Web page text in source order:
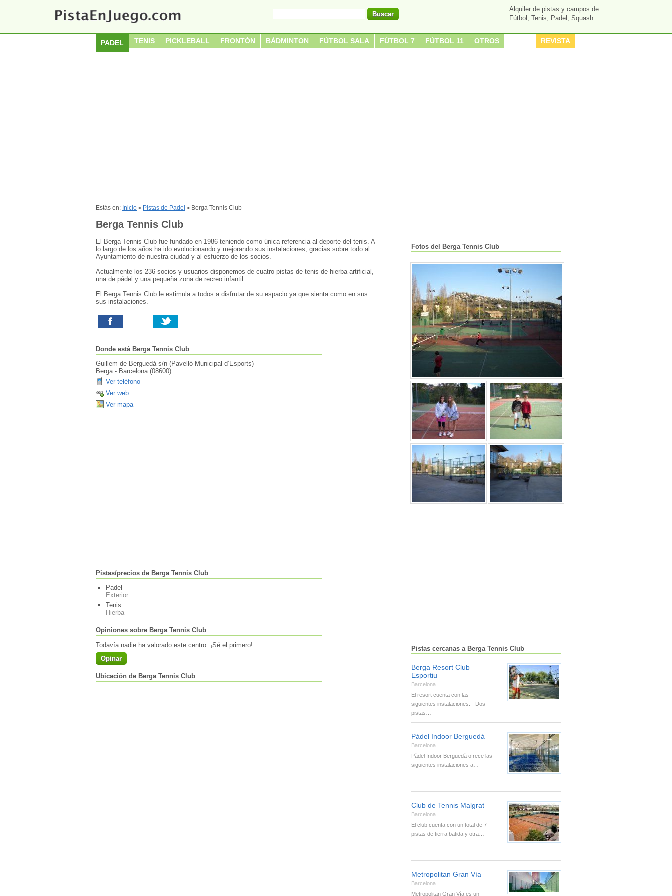
Alquiler de pistas y campos de
Fútbol, Tenis, Padel, Squash...
PADEL TENIS PICKLEBALL FRONTÓN BÁDMINTON FÚTBOL SALA FÚTBOL 7 FÚTBOL 11 OTROS REVISTA
Estás en: Inicio > Pistas de Padel > Berga Tennis Club
Berga Tennis Club
El Berga Tennis Club fue fundado en 1986 teniendo como única referencia al deporte del tenis. A
lo largo de los años ha ido evolucionando y mejorando sus instalaciones, gracias sobre todo al
Ayuntamiento de nuestra ciudad y al esfuerzo de los socios.
Actualmente los 236 socios y usuarios disponemos de cuatro pistas de tenis de hierba artificial,
una de pádel y una pequeña zona de recreo infantil.
El Berga Tennis Club le estimula a todos a disfrutar de su espacio ya que sienta como en sus
sus instalaciones.
Donde está Berga Tennis Club
Guillem de Berguedà s/n (Pavelló Municipal d’Esports)
Berga- Barcelona(08600)
Ver teléfono
Ver web
Ver mapa
Pistas/precios de Berga Tennis Club
Padel
Exterior
Tenis
Hierba
Opiniones sobre Berga Tennis Club
Todavía nadie ha valorado este centro. ¡Sé el primero!
Opinar
Ubicación de Berga Tennis Club
Fotos del Berga Tennis Club
Pistas cercanas a Berga Tennis Club
Berga Resort Club
Esportiu
Barcelona
El resort cuenta con las
siguientes instalaciones: - Dos
pistas…
Pàdel Indoor Berguedà
Barcelona
Pàdel Indoor Berguedà ofrece las
siguientes instalaciones a…
Club de Tennis Malgrat
Barcelona
El club cuenta con un total de 7
pistas de tierra batida y otra…
Metropolitan Gran Vía
Barcelona
Metropolitan Gran Vía es un